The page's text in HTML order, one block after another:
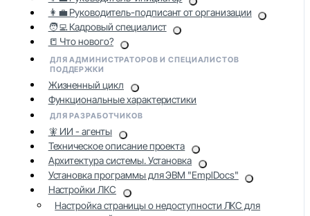
👩‍💼 Руководитель-подписант от организации
🧑‍💻 Кадровый специалист
📒 Что нового?
ДЛЯ АДМИНИСТРАТОРОВ И СПЕЦИАЛИСТОВ
ПОДДЕРЖКИ
Жизненный цикл
Функциональные характеристики
ДЛЯ РАЗРАБОТЧИКОВ
🧚 ИИ - агенты
Техническое описание проекта
Архитектура системы. Установка
Установка программы для ЭВМ "EmplDocs"
Настройки ЛКС
Настройка страницы о недоступности ЛКС для